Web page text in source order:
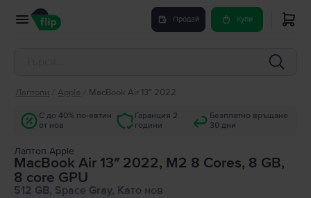
Продай Купи
Лаптопи Apple MacBook Air 13″ 2022
С до 40% по-евтин
от нов
Гаранция 2
години
Безплатно връщане
30 дни
Лаптоп Apple
MacBook Air 13″ 2022, M2 8 Cores, 8 GB,
8 core GPU
512 GB, Space Gray, Като нов